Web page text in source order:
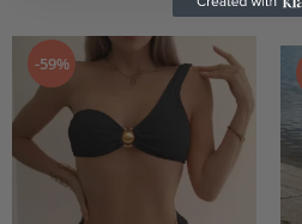
-59%